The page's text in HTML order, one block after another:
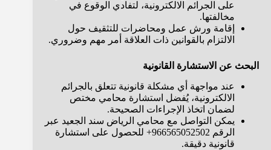
على الجرائم الالكترونية، لتفادي الوقوع في
مخالفتها.
إقامة ورش عمل ومحاضرات للتثقيف حول
الالتزام بالقوانين ذات العلاقة أمر مهم وضروري.
البحث عن الاستشارة القانونية
عند مواجهة أي مشكلة قانونية تتعلق بالجرائم
الالكترونية، يُفضل استشارة محامي مختص
لضمان اتخاذ الإجراءات الصحيحة.
يمكن التواصل مع محامي الرياض سند الجعيد عبر
الرقم 966565052502+ للحصول على استشارة
قانونية دقيقة.